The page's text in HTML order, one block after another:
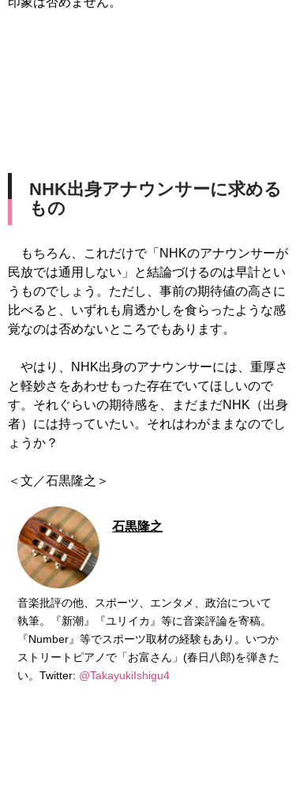
NHK出身アナウンサーに求める
もの
もちろん、これだけで「NHKのアナウンサーが
民放では通用しない」と結論づけるのは早計とい
うものでしょう。ただし、事前の期待値の高さに
比べると、いずれも肩透かしを食らったような感
覚なのは否めないところでもあります。
やはり、NHK出身のアナウンサーには、重厚さ
と軽妙さをあわせもった存在でいてほしいので
す。それぐらいの期待感を、まだまだNHK（出身
者）には持っていたい。それはわがままなのでし
ょうか？
＜文／石黒隆之＞
石黒隆之
音楽批評の他、スポーツ、エンタメ、政治について
執筆。『新潮』『ユリイカ』等に音楽評論を寄稿。
『Number』等でスポーツ取材の経験もあり。いつか
ストリートピアノで「お富さん」(春日八郎)を弾きた
い。Twitter: @TakayukiIshigu4